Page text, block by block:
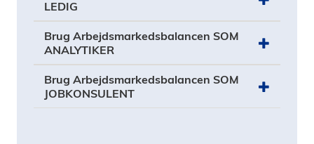
LEDIG
Brug Arbejdsmarkedsbalancen SOM
ANALYTIKER
Brug Arbejdsmarkedsbalancen SOM
JOBKONSULENT